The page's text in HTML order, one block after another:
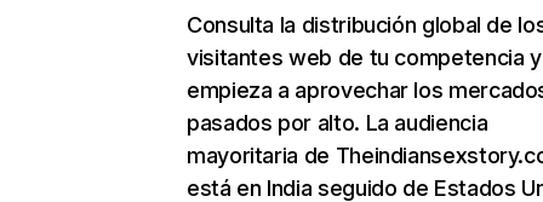
Consulta la distribución global de
visitantes web de tu competencia y
empieza a aprovechar los
pasados por alto. La audiencia
mayoritaria de
está en India seguido de Estados